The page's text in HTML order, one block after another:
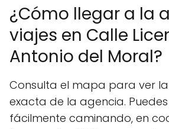
¿Cómo llegar a la
viajes en Calle
Antonio del Moral?
Consulta el mapa para ver
exacta de la agencia.
fácilmente caminando, en